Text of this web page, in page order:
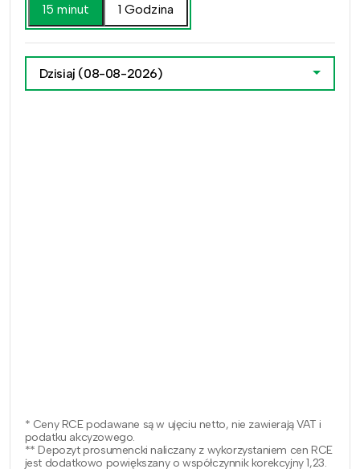
15 minut
1 Godzina
Dzisiaj (08-08-2026)
* Ceny RCE podawane są w ujęciu netto, nie zawierają VAT i
podatku akcyzowego.
** Depozyt prosumencki naliczany z wykorzystaniem cen RCE
jest dodatkowo powiększany o współczynnik korekcyjny 1,23.